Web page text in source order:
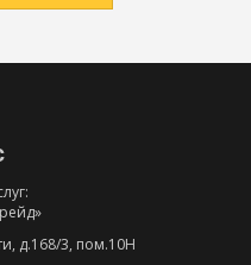
д.168/3, пом.10Н